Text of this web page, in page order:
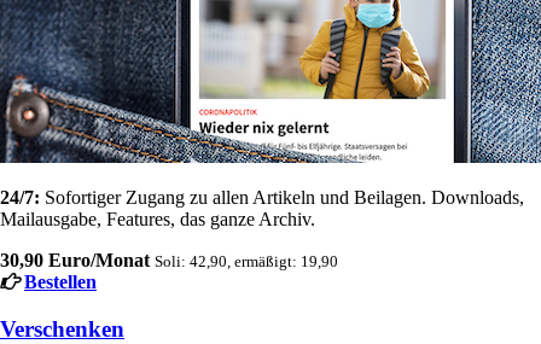
24/7: Sofortiger Zugang zu allen Artikeln und Beilagen. Downloads,
Mailausgabe, Features, das ganze Archiv.
30,90 Euro/Monat Soli: 42,90, ermäßigt: 19,90
Bestellen
Verschenken